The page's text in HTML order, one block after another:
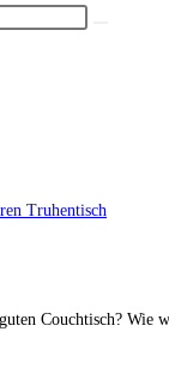
Couchtisch? Wie